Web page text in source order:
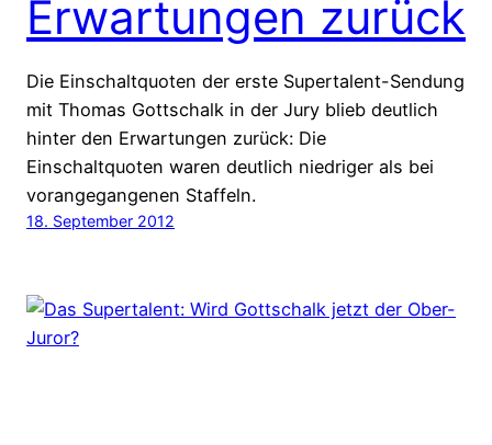
Erwartungen zurück
Die Einschaltquoten der erste Supertalent-Sendung
mit Thomas Gottschalk in der Jury blieb deutlich
hinter den Erwartungen zurück: Die
Einschaltquoten waren deutlich niedriger als bei
vorangegangenen Staffeln.
18. September 2012